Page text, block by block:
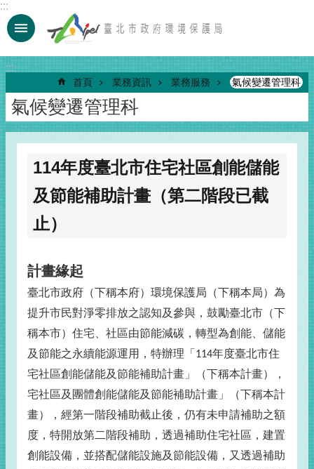
跳到主要內容區塊
:::
:::
首頁 業務資訊 業務服務 氣候變遷管理科
氣候變遷管理科
114年度臺北市住宅社區創能儲能
及節能補助計畫（第二階段已截
止）
計畫緣起
臺北市政府（下稱本府）環境保護局（下稱本局）為
提升市民對淨零排放之認知及參與，鼓勵臺北市（下
稱本市）住宅、社區由節能減碳，轉型為創能、儲能
及節能之永續能源運用，特辦理「 114年度臺北市住
宅社區創能儲能及節能補助計畫」（下稱本計畫），
宅社區及團體創能儲能及節能補助計畫」（下稱本計
畫），經第一階段補助截止後，仍有未申請補助之額
度，特開放第二階段補助，透過補助住宅社區，建置
創能設備，並搭配儲能設施及節能設備，又透過補助